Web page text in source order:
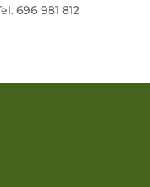
696 981 812